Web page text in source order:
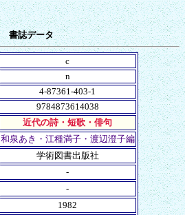
書誌データ
c
n
4-87361-403-1
9784873614038
近代の詩・短歌・俳句
和泉あき・江種満子・渡辺澄子編
学術図書出版社
-
-
1982